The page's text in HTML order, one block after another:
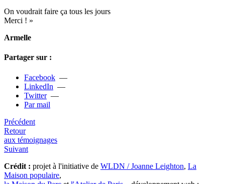
On vou­drait faire ça tous les jours
Merci ! »
Armelle
Partager sur :
Facebook —
LinkedIn —
Twitter—
Par mail
Précédent
Retour
aux témoignages
Suivant
Crédit : projet à l'initiative de WLDN / Joanne Leighton, La
Maison populaire,